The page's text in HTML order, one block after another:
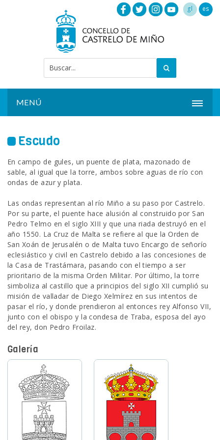
gl es
MENÚ
AYUNTAMIENTO
SERVICIOS
SEDE ELECTRÓNICA
CUÉNTANOS
Escudo
En campo de gules, un puente de plata, mazonado de
sable, al igual que la torre, ambos sobre aguas de río con
ondas de azur y plata.
Las ondas representan al río Miño a su paso por Castrelo.
Por su parte, el puente hace alusión al construido por San
Pedro Telmo en el siglo XIII y que una riada destruyó en el
año 1550. La Cruz de Malta se refiere al que la Orden de
San Xoán de Jerusalén o de Malta tuvo Encargo de señorío
eclesiástico y civil en Castrelo debido a las concesiones de
la Casa de Trastámara, pasando con el tiempo a ser
prioritario de la misma Orden Militar. Por último, la torre
simboliza al castillo que a principios del siglo XII cumplió su
misión de valladar de Diego Xelmírez en sus intentos de
pasar el río, y donde prendieron al entonces rey Alfonso VII,
junto con el obispo y la condesa de Traba, esposa del ayo
del rey, don Pedro Froilaz.
Galería